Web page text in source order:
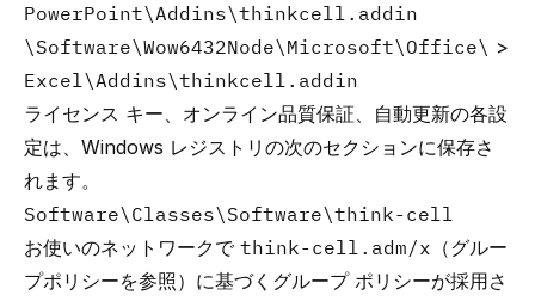
PowerPoint\Addins\thinkcell.addin
\Software\Wow6432Node\Microsoft\Office\ >
Excel\Addins\thinkcell.addin
ライセンス キー、オンライン品質保証、自動更新の各設
定は、Windows レジストリの次のセクションに保存さ
れます。
Software\Classes\Software\think-cell
お使いのネットワークで think-cell.adm/x （グルー
プポリシーを参照）に基づくグループ ポリシーが採用さ